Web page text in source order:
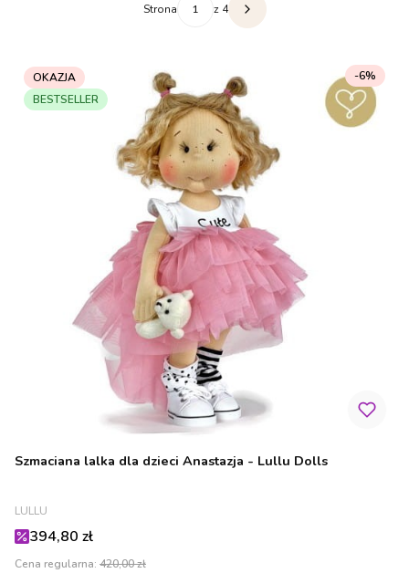
Strona z 4 Następne produkty
OKAZJA
BESTSELLER
Szmaciana lalka dla dzieci Anastazja - Lullu Dolls
PRODUCENT
LULLU
Cena promocyjna
394,80 zł
Cena regularna: 420,00 zł
-6%